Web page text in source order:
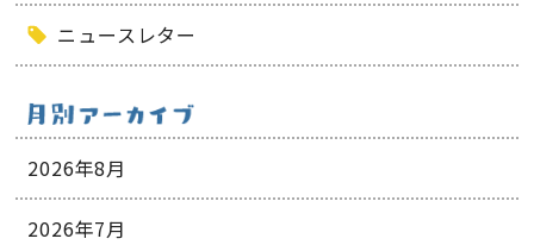
ニュースレター
2026年8月
2026年7月